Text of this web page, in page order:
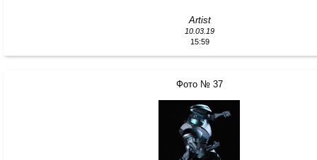
Artist
10.03.19
15:59
Фото № 37